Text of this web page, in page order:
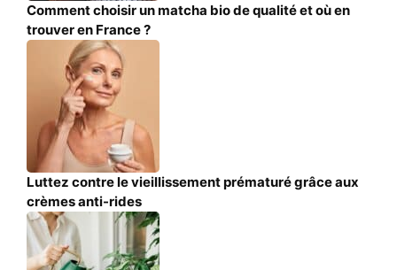
Comment choisir un matcha bio de qualité et où en
trouver en France ?
Luttez contre le vieillissement prématuré grâce aux
crèmes anti-rides